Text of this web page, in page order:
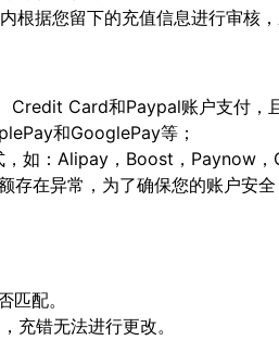
根据您留下的充值信息进行审核，
Credit Card和Paypal账户支付，
和GooglePay等；
如：Alipay，Boost，Paynow，
存在异常，为了确保您的账户安
匹配。
充错无法进行更改。